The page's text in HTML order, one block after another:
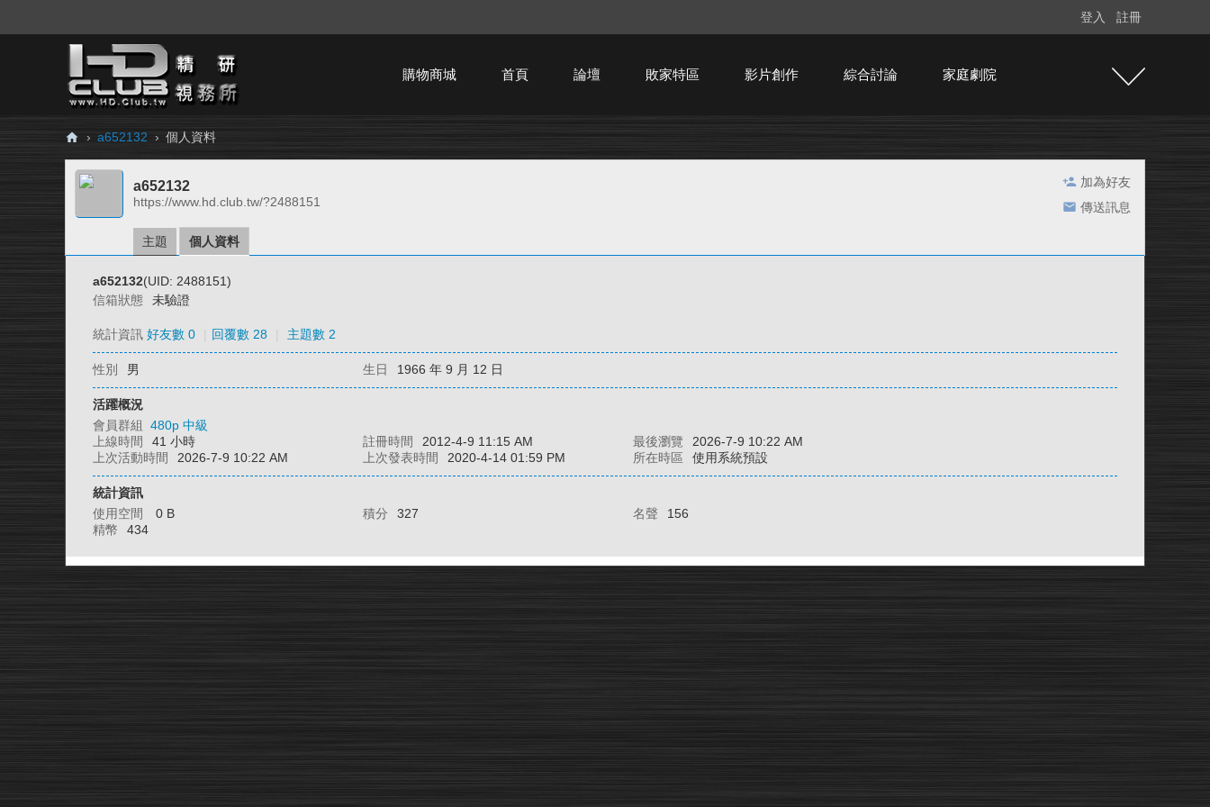
登入 註冊
購物商城 首頁 論壇 敗家特區 影片創作 綜合討論 家庭劇院
H
Cl
› a652132 › 個人資料
加為好友
傳送訊息
a652132
https://www.hd.club.tw/?2488151
主題 個人資料
a652132(UID: 2488151)
信箱狀態
未驗證
統計資訊 好友數 0 回覆數 28 主題數 2
性別 男 生日 1966 年 9 月 12 日
活躍概況
會員群組 480p 中級
上線時間
41 小時 註冊時間 2012-4-9 11:15 AM 最後瀏覽
2026-7-9 10:22 AM
上次活動時間
2026-7-9 10:22 AM 上次發表時間 2020-4-14 01:59 PM 所在時區 使用系統預設
統計資訊
使用空間
0 B 積分 327 名聲
156
精幣
434